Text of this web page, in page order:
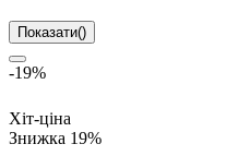
Показати()
-19%
Хіт-ціна
Знижка 19%